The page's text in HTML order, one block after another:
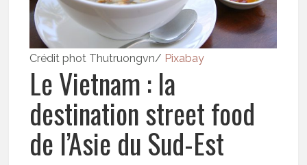
Crédit phot Thutruongvn/ Pixabay
Le Vietnam : la
destination street food
de l’Asie du Sud-Est